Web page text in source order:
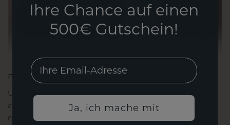
FÜR VERBINDUNGEN GESCHAFFEN
Unsere Designphilosophie ist auf Verbindung
ausgelegt, wobei jedes Stück so gestaltet ist, dass
es die Zeit überdauert. Es wird zu Ihrem Symbol
Ihre Chance auf einen
500€ Gutschein!
EMail
Ja, ich mache mit